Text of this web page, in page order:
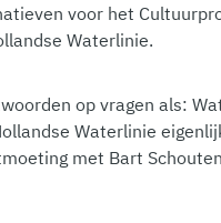
voor het
Waterlinie.
op vragen als:
Waterlinie
met Bart